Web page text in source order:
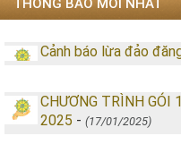
Cảnh báo lừa đảo
CHƯƠNG TRÌNH
2025 - (17/01/2025)